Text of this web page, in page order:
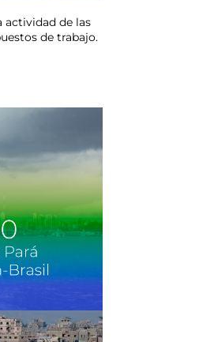
actividad de las
de trabajo.